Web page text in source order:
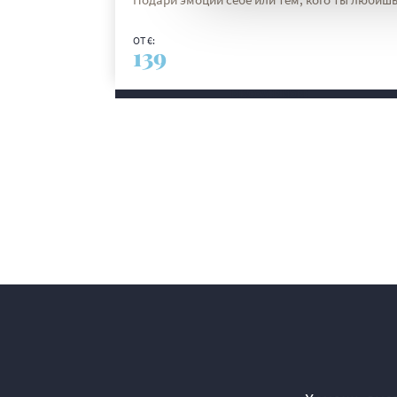
ОТ €:
139
DISCOVER MORE